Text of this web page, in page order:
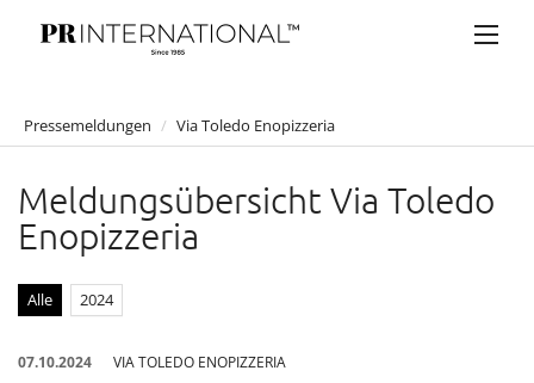
Anelia Peschev
Artner Gasthaus auf der Wieden
Atil Kutoglu
Bulgari
Pressemeldungen / Via Toledo Enopizzeria
Meldungsübersicht Via Toledo
Enopizzeria
Alle 2024
07.10.2024 VIA TOLEDO ENOPIZZERIA